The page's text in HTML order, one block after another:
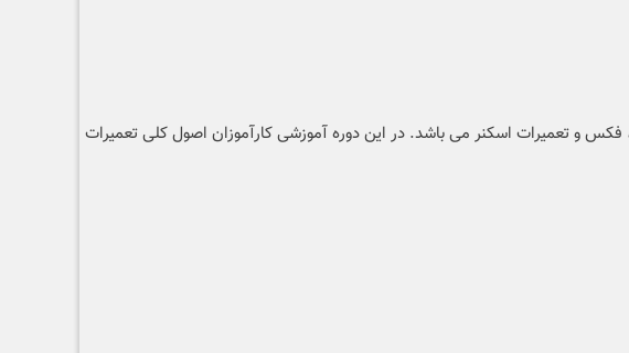
فکس و تعمیرات اسکنر می باشد. در این دوره آموزشی کارآموزان اصول کلی تعمیرات